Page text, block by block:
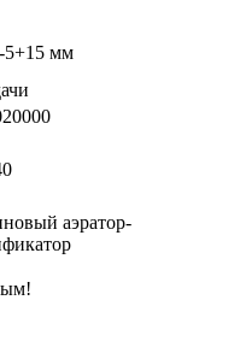
5+15 мм
аэратор-